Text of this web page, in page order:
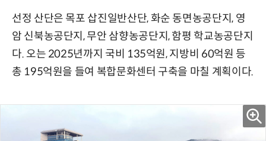
선정 산단은 목포 삽진일반산단, 화순 동면농공단지, 영
암 신북농공단지, 무안 삼향농공단지, 함평 학교농공단지
다. 오는 2025년까지 국비 135억원, 지방비 60억원 등
총 195억원을 들여 복합문화센터 구축을 마칠 계획이다.